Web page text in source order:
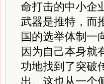
命打击的中小企
武器是推特，而
国的选举体制一
因为自己本身就
功地找到了突破
出。这也从一个